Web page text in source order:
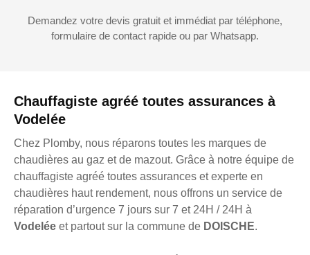
Chauffagiste agréé toutes assurances à
Vodelée
Chez Plomby, nous réparons toutes les marques de
chaudières au gaz et de mazout. Grâce à notre équipe de
chauffagiste agréé toutes assurances et experte en
chaudières haut rendement, nous offrons un service de
réparation d’urgence 7 jours sur 7 et 24H / 24H à
Vodelée et partout sur la commune de DOISCHE.
Demandez votre devis gratuit et immédiat par téléphone,
formulaire de contact rapide ou par Whatsapp.